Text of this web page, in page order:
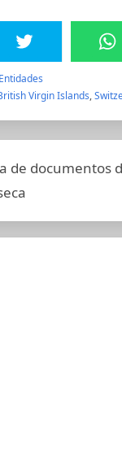
Entidades
Virgin Islands,
de documentos